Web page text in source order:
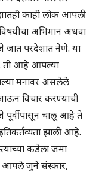
काही लोक आपली
अभिमान अथवा
परदेशात नेणे. या
ती आहे आपल्या
मनावर असलेले
विचार करण्याची
पूर्वीपासून चालू आहे ते
झाली आहे.
कडेला जमा
आपले जुने संस्कार,